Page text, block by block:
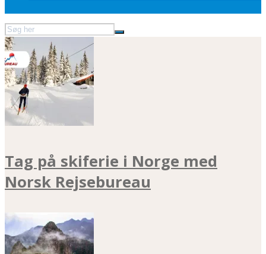
Tag på skiferie i Norge med
Norsk Rejsebureau